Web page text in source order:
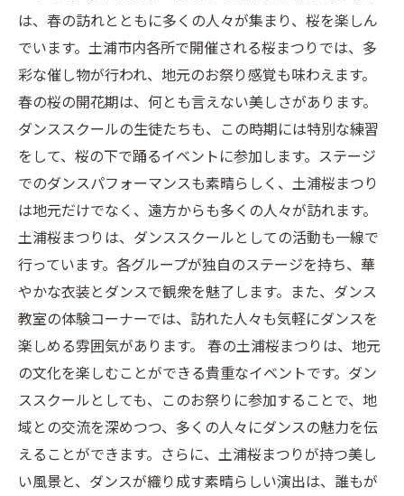
は、春の訪れとともに多くの人々が集まり、桜を楽しん
でいます。土浦市内各所で開催される桜まつりでは、多
彩な催し物が行われ、地元のお祭り感覚も味わえます。
春の桜の開花期は、何とも言えない美しさがあります。
ダンススクールの生徒たちも、この時期には特別な練習
をして、桜の下で踊るイベントに参加します。ステージ
でのダンスパフォーマンスも素晴らしく、土浦桜まつり
は地元だけでなく、遠方からも多くの人々が訪れます。
土浦桜まつりは、ダンススクールとしての活動も一線で
行っています。各グループが独自のステージを持ち、華
やかな衣装とダンスで観衆を魅了します。また、ダンス
教室の体験コーナーでは、訪れた人々も気軽にダンスを
楽しめる雰囲気があります。 春の土浦桜まつりは、地元
の文化を楽しむことができる貴重なイベントです。ダン
ススクールとしても、このお祭りに参加することで、地
域との交流を深めつつ、多くの人々にダンスの魅力を伝
えることができます。さらに、土浦桜まつりが持つ美し
い風景と、ダンスが織り成す素晴らしい演出は、誰もが